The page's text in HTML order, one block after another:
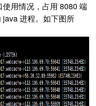
使用情况，占用 8080 端
进程。如下图所